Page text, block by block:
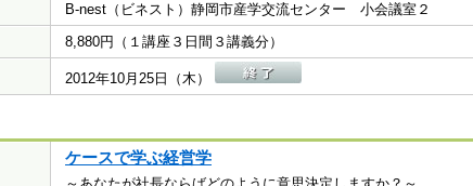
B-nest（ビネスト）静岡市産学交流センター 小会議室２
8,880円（１講座３日間３講義分）
2012年10月25日（木）
ケースで学ぶ経営学